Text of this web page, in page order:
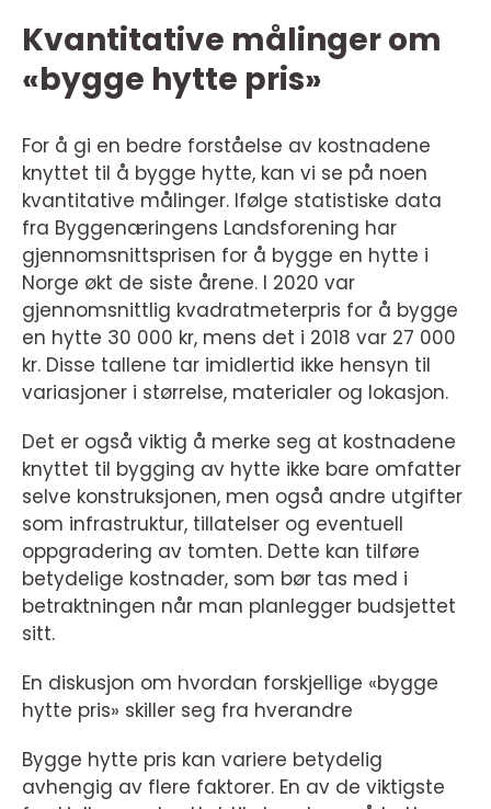
Kvantitative målinger om
«bygge hytte pris»
For å gi en bedre forståelse av kostnadene
knyttet til å bygge hytte, kan vi se på noen
kvantitative målinger. Ifølge statistiske data
fra Byggenæringens Landsforening har
gjennomsnittsprisen for å bygge en hytte i
Norge økt de siste årene. I 2020 var
gjennomsnittlig kvadratmeterpris for å bygge
en hytte 30 000 kr, mens det i 2018 var 27 000
kr. Disse tallene tar imidlertid ikke hensyn til
variasjoner i størrelse, materialer og lokasjon.
Det er også viktig å merke seg at kostnadene
knyttet til bygging av hytte ikke bare omfatter
selve konstruksjonen, men også andre utgifter
som infrastruktur, tillatelser og eventuell
oppgradering av tomten. Dette kan tilføre
betydelige kostnader, som bør tas med i
betraktningen når man planlegger budsjettet
sitt.
En diskusjon om hvordan forskjellige «bygge
hytte pris» skiller seg fra hverandre
Bygge hytte pris kan variere betydelig
avhengig av flere faktorer. En av de viktigste